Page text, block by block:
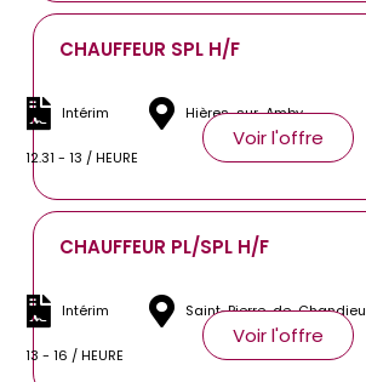
CHAUFFEUR SPL H/F
Intérim Hières-sur-Amby
12.31 - 13 / HEURE
Voir l'offre
CHAUFFEUR PL/SPL H/F
Intérim Saint-Pierre-de-Chandieu
13 - 16 / HEURE
Voir l'offre